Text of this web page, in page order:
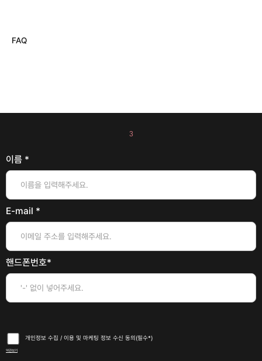
FAQ
3
이름 *
E-mail *
핸드폰번호*
개인정보 수집 / 이용 및 마케팅 정보 수신 동의(필수*)
약관보기